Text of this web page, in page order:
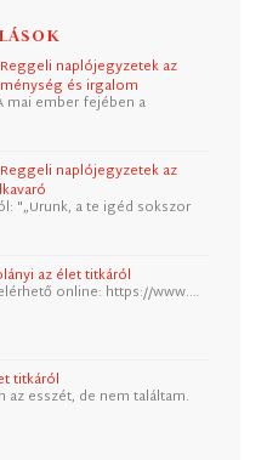
Reggeli naplójegyzetek az
és irgalom
mai ember fejében a
Reggeli naplójegyzetek az
"„Urunk, a te igéd sokszor
az élet titkáról
online: https://www.…
titkáról
az esszét, de nem találtam.